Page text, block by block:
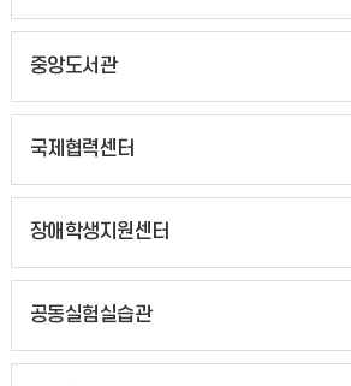
중앙도서관
국제협력센터
장애학생지원센터
공동실험실습관